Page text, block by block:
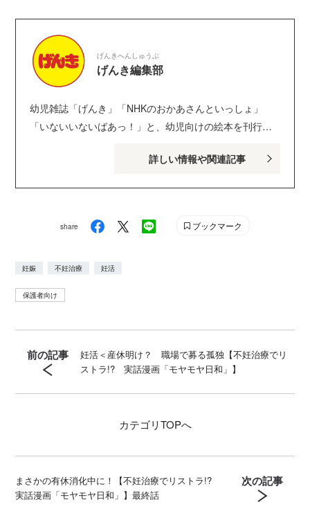
げんきへんしゅうぶ
げんき編集部
幼児雑誌「げんき」「NHKのおかあさんといっしょ」
「いないいないばあっ！」と、幼児向けの絵本を刊行し
のお子さんがいるパパ・ママを中心に、おもしろくて役
詳しい情報や関連記事
share ブックマーク
妊娠 不妊治療 妊活
保護者向け
前の記事
妊活＜産休明け？ 職場で募る孤独【不妊治療でリ
ストラ!? 実話漫画「モヤモヤ日和」】
カテゴリTOPへ
まさかの有休消化中に！【不妊治療でリストラ!?
実話漫画「モヤモヤ日和」】最終話
次の記事